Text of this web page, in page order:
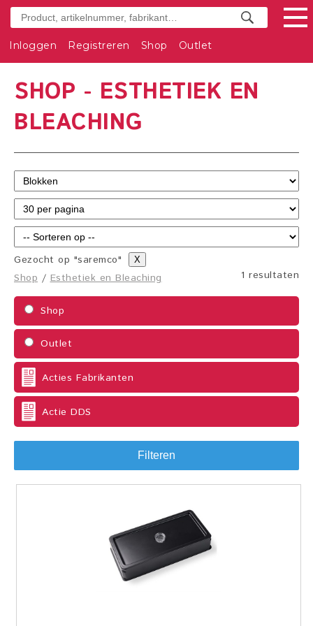
Inloggen Registreren Shop Outlet
SHOP - ESTHETIEK EN
BLEACHING
Gezocht op "saremco" X
1 resultaten
Shop /Esthetiek en Bleaching
Shop
Outlet
Acties Fabrikanten
Actie DDS
Filteren